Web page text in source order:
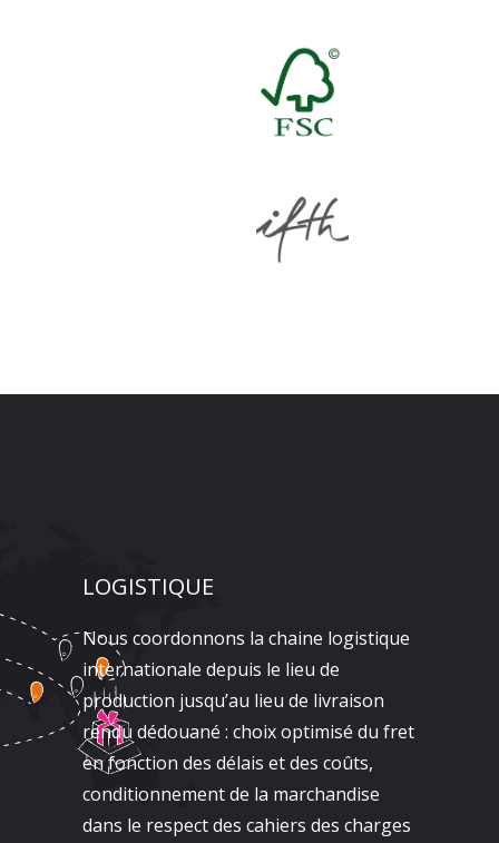
LOGISTIQUE
Nous coordonnons la chaine logistique
internationale depuis le lieu de
production jusqu’au lieu de livraison
rendu dédouané : choix optimisé du fret
en fonction des délais et des coûts,
conditionnement de la marchandise
dans le respect des cahiers des charges